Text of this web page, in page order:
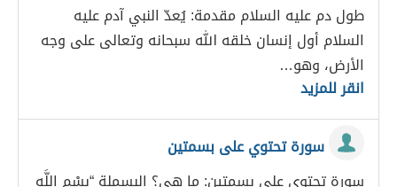
طول دم عليه السلام مقدمة: يُعدّ النبي آدم عليه
السلام أول إنسان خلقه الله سبحانه وتعالى على وجه
الأرض، وهو…
انقر للمزيد
سورة تحتوي على بسمتين
سورة تحتوي على بسمتين: ما هي؟ البسملة “بِسْمِ اللَّهِ